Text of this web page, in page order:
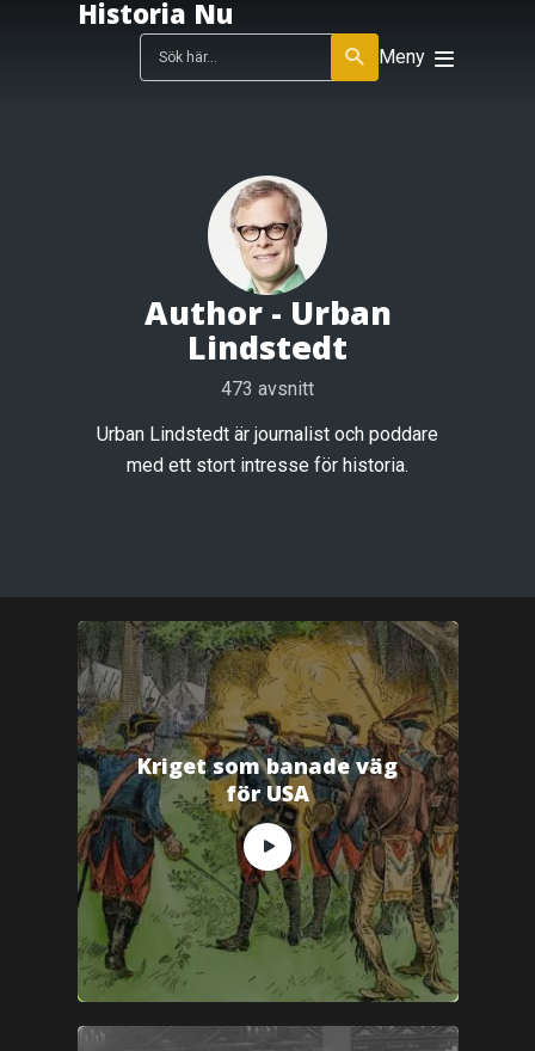
Historia Nu
Meny
Author - Urban
Lindstedt
473 avsnitt
Urban Lindstedt är journalist och poddare
med ett stort intresse för historia.
Kriget som banade väg
för USA